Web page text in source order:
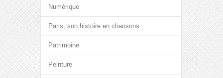
Numérique
Paris, son histoire en chansons
Patrimoine
Peinture